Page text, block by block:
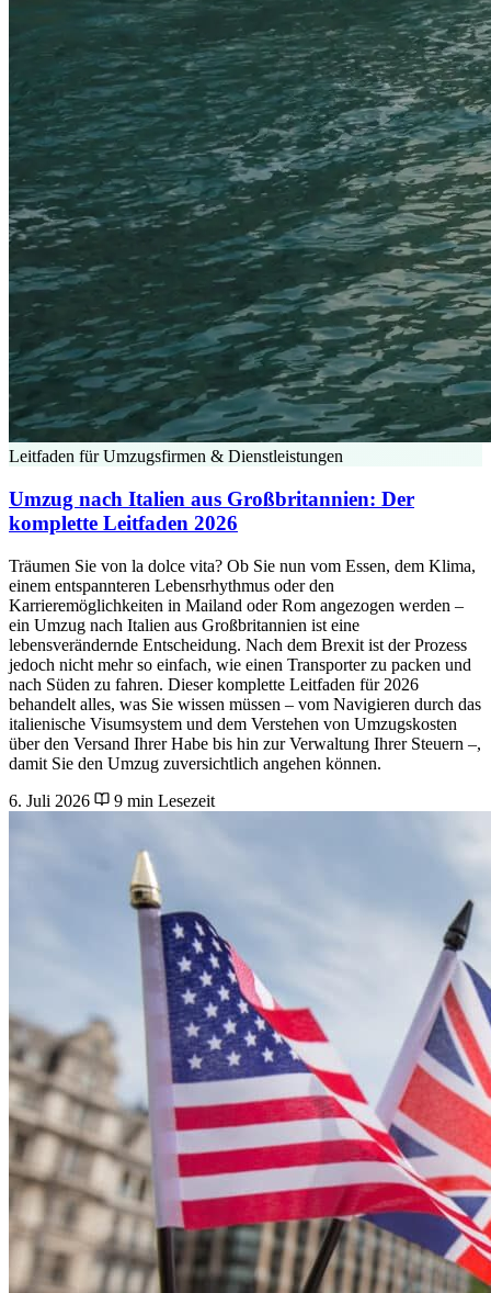
Leitfaden für Umzugsfirmen & Dienstleistungen
Umzug nach Italien aus Großbritannien: Der
komplette Leitfaden 2026
Träumen Sie von la dolce vita? Ob Sie nun vom Essen, dem Klima,
einem entspannteren Lebensrhythmus oder den
Karrieremöglichkeiten in Mailand oder Rom angezogen werden –
ein Umzug nach Italien aus Großbritannien ist eine
lebensverändernde Entscheidung. Nach dem Brexit ist der Prozess
jedoch nicht mehr so einfach, wie einen Transporter zu packen und
nach Süden zu fahren. Dieser komplette Leitfaden für 2026
behandelt alles, was Sie wissen müssen – vom Navigieren durch das
italienische Visumsystem und dem Verstehen von Umzugskosten
über den Versand Ihrer Habe bis hin zur Verwaltung Ihrer Steuern –,
damit Sie den Umzug zuversichtlich angehen können.
6. Juli 2026
9 min Lesezeit